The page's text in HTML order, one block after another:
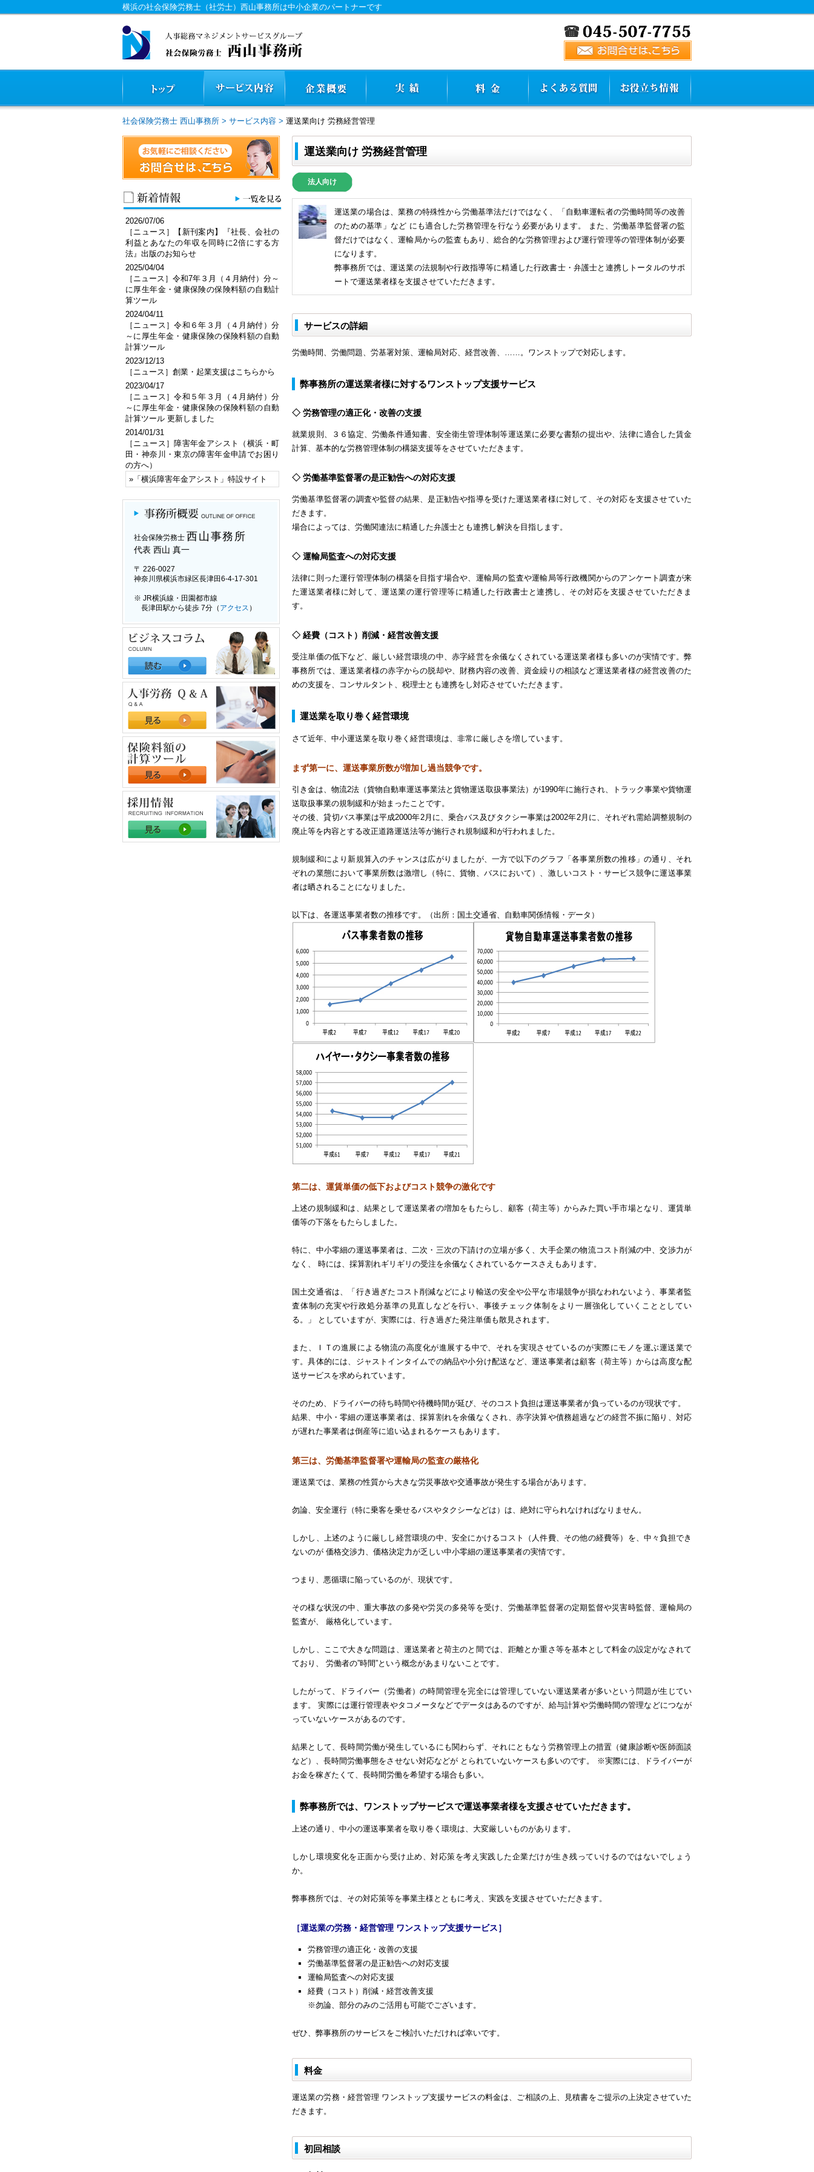
横浜の社会保険労務士（社労士）西山事務所は中小企業のパートナーです
社会保険労務士 西山事務所 > サービス内容 > 運送業向け 労務経営管理
運送業向け 労務経営管理
法人向け
運送業の場合は、業務の特殊性から労働基準法だけではなく、「自動車運転者の労働時間等の改善
のための基準」など にも適合した労務管理を行なう必要があります。 また、労働基準監督署の監
督だけではなく、運輸局からの監査もあり、総合的な労務管理および運行管理等の管理体制が必要
になります。
弊事務所では、運送業の法規制や行政指導等に精通した行政書士・弁護士と連携しトータルのサポ
ートで運送業者様を支援させていただきます。
サービスの詳細
労働時間、労働問題、労基署対策、運輸局対応、経営改善、……。ワンストップで対応します。
弊事務所の運送業者様に対するワンストップ支援サービス
◇ 労務管理の適正化・改善の支援
就業規則、３６協定、労働条件通知書、安全衛生管理体制等運送業に必要な書類の提出や、法律に適合した賃金
計算、基本的な労務管理体制の構築支援等をさせていただきます。
◇ 労働基準監督署の是正勧告への対応支援
労働基準監督署の調査や監督の結果、是正勧告や指導を受けた運送業者様に対して、その対応を支援させていた
だきます。
場合によっては、労働関連法に精通した弁護士とも連携し解決を目指します。
◇ 運輸局監査への対応支援
法律に則った運行管理体制の構築を目指す場合や、運輸局の監査や運輸局等行政機関からのアンケート調査が来
た運送業者様に対して、運送業の運行管理等に精通した行政書士と連携し、その対応を支援させていただきま
す。
◇ 経費（コスト）削減・経営改善支援
受注単価の低下など、厳しい経営環境の中、赤字経営を余儀なくされている運送業者様も多いのが実情です。弊
事務所では、運送業者様の赤字からの脱却や、財務内容の改善、資金繰りの相談など運送業者様の経営改善のた
めの支援を、コンサルタント、税理士とも連携をし対応させていただきます。
運送業を取り巻く経営環境
さて近年、中小運送業を取り巻く経営環境は、非常に厳しさを増しています。
まず第一に、運送事業所数が増加し過当競争です。
引き金は、物流2法（貨物自動車運送事業法と貨物運送取扱事業法）が1990年に施行され、トラック事業や貨物運
送取扱事業の規制緩和が始まったことです。
その後、貸切バス事業は平成2000年2月に、乗合バス及びタクシー事業は2002年2月に、それぞれ需給調整規制の
廃止等を内容とする改正道路運送法等が施行され規制緩和が行われました。
規制緩和により新規算入のチャンスは広がりましたが、一方で以下のグラフ「各事業所数の推移」の通り、それ
ぞれの業態において事業所数は激増し（特に、貨物、バスにおいて）、激しいコスト・サービス競争に運送事業
者は晒されることになりました。
以下は、各運送事業者数の推移です。（出所：国土交通省、自動車関係情報・データ）
第二は、運賃単価の低下およびコスト競争の激化です
上述の規制緩和は、結果として運送業者の増加をもたらし、顧客（荷主等）からみた買い手市場となり、運賃単
価等の下落をもたらしました。
特に、中小零細の運送事業者は、二次・三次の下請けの立場が多く、大手企業の物流コスト削減の中、交渉力が
なく、 時には、採算割れギリギリの受注を余儀なくされているケースさえもあります。
国土交通省は、「行き過ぎたコスト削減などにより輸送の安全や公平な市場競争が損なわれないよう、事業者監
査体制の充実や行政処分基準の見直しなどを行い、事後チェック体制をより一層強化していくこととしてい
る。」 としていますが、実際には、行き過ぎた発注単価も散見されます。
また、ＩＴの進展による物流の高度化が進展する中で、それを実現させているのが実際にモノを運ぶ運送業で
す。具体的には、ジャストインタイムでの納品や小分け配送など、運送事業者は顧客（荷主等）からは高度な配
送サービスを求められています。
そのため、ドライバーの待ち時間や待機時間が延び、そのコスト負担は運送事業者が負っているのが現状です。
結果、中小・零細の運送事業者は、採算割れを余儀なくされ、赤字決算や債務超過などの経営不振に陥り、対応
が遅れた事業者は倒産等に追い込まれるケースもあります。
第三は、労働基準監督署や運輸局の監査の厳格化
運送業では、業務の性質から大きな労災事故や交通事故が発生する場合があります。
勿論、安全運行（特に乗客を乗せるバスやタクシーなどは）は、絶対に守られなければなりません。
しかし、上述のように厳しし経営環境の中、安全にかけるコスト（人件費、その他の経費等）を、中々負担でき
ないのが 価格交渉力、価格決定力が乏しい中小零細の運送事業者の実情です。
つまり、悪循環に陥っているのが、現状です。
その様な状況の中、重大事故の多発や労災の多発等を受け、労働基準監督署の定期監督や災害時監督、運輸局の
監査が、 厳格化しています。
しかし、ここで大きな問題は、運送業者と荷主のと間では、距離とか重さ等を基本として料金の設定がなされて
ており、 労働者の”時間”という概念があまりないことです。
したがって、ドライバー（労働者）の時間管理を完全には管理していない運送業者が多いという問題が生じてい
ます。 実際には運行管理表やタコメータなどでデータはあるのですが、給与計算や労働時間の管理などにつなが
っていないケースがあるのです。
結果として、長時間労働が発生しているにも関わらず、それにともなう労務管理上の措置（健康診断や医師面談
など）、長時間労働事態をさせない対応などが とられていないケースも多いのです。 ※実際には、ドライバーが
お金を稼ぎたくて、長時間労働を希望する場合も多い。
弊事務所では、ワンストップサービスで運送事業者様を支援させていただきます。
上述の通り、中小の運送事業者を取り巻く環境は、大変厳しいものがあります。
しかし環境変化を正面から受け止め、対応策を考え実践した企業だけが生き残っていけるのではないでしょう
か。
弊事務所では、その対応策等を事業主様とともに考え、実践を支援させていただきます。
［運送業の労務・経営管理 ワンストップ支援サービス］
労務管理の適正化・改善の支援
労働基準監督署の是正勧告への対応支援
運輸局監査への対応支援
経費（コスト）削減・経営改善支援
※勿論、部分のみのご活用も可能でございます。
ぜひ、弊事務所のサービスをご検討いただければ幸いです。
料金
運送業の労務・経営管理 ワンストップ支援サービスの料金は、ご相談の上、見積書をご提示の上決定させていた
だきます。
初回相談
2026/07/06
［ニュース］【新刊案内】『社長、会社の
利益とあなたの年収を同時に2倍にする方
法』出版のお知らせ
2025/04/04
［ニュース］令和7年３月（４月納付）分～
に厚生年金・健康保険の保険料額の自動計
算ツール
2024/04/11
［ニュース］令和６年３月（４月納付）分
～に厚生年金・健康保険の保険料額の自動
計算ツール
2023/12/13
［ニュース］創業・起業支援はこちらから
2023/04/17
［ニュース］令和５年３月（４月納付）分
～に厚生年金・健康保険の保険料額の自動
計算ツール 更新しました
2014/01/31
［ニュース］障害年金アシスト（横浜・町
田・神奈川・東京の障害年金申請でお困り
の方へ）
»「 横浜障害年金アシスト 」特設サイト
社会保険労務士 西山事務所
代表 西山 真一
〒 226-0027
神奈川県横浜市緑区長津田6-4-17-301
※ JR横浜線・田園都市線
長津田駅から徒歩 7分（ アクセス ）